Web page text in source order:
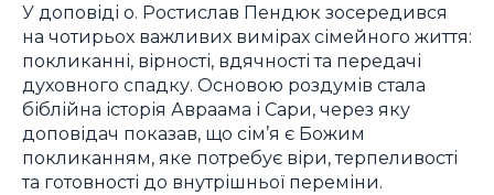
У доповіді о. Ростислав Пендюк зосередився
на чотирьох важливих вимірах сімейного життя:
покликанні, вірності, вдячності та передачі
духовного спадку. Основою роздумів стала
біблійна історія Авраама і Сари, через яку
доповідач показав, що сім’я є Божим
покликанням, яке потребує віри, терпеливості
та готовності до внутрішньої переміни.